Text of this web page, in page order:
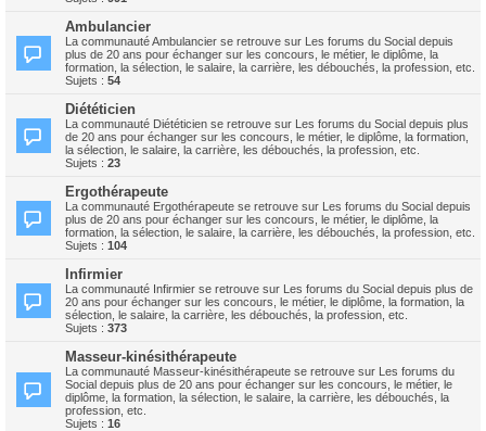
Ambulancier
La communauté Ambulancier se retrouve sur Les forums du Social depuis
plus de 20 ans pour échanger sur les concours, le métier, le diplôme, la
formation, la sélection, le salaire, la carrière, les débouchés, la profession, etc.
Sujets : 54
Diététicien
La communauté Diététicien se retrouve sur Les forums du Social depuis plus
de 20 ans pour échanger sur les concours, le métier, le diplôme, la formation,
la sélection, le salaire, la carrière, les débouchés, la profession, etc.
Sujets : 23
Ergothérapeute
La communauté Ergothérapeute se retrouve sur Les forums du Social depuis
plus de 20 ans pour échanger sur les concours, le métier, le diplôme, la
formation, la sélection, le salaire, la carrière, les débouchés, la profession, etc.
Sujets : 104
Infirmier
La communauté Infirmier se retrouve sur Les forums du Social depuis plus de
20 ans pour échanger sur les concours, le métier, le diplôme, la formation, la
sélection, le salaire, la carrière, les débouchés, la profession, etc.
Sujets : 373
Masseur-kinésithérapeute
La communauté Masseur-kinésithérapeute se retrouve sur Les forums du
Social depuis plus de 20 ans pour échanger sur les concours, le métier, le
diplôme, la formation, la sélection, le salaire, la carrière, les débouchés, la
profession, etc.
Sujets : 16